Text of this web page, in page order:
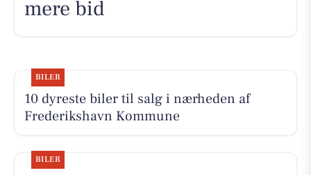
mere bid
BILER
10 dyreste biler til salg i nærheden af
Frederikshavn Kommune
BILER